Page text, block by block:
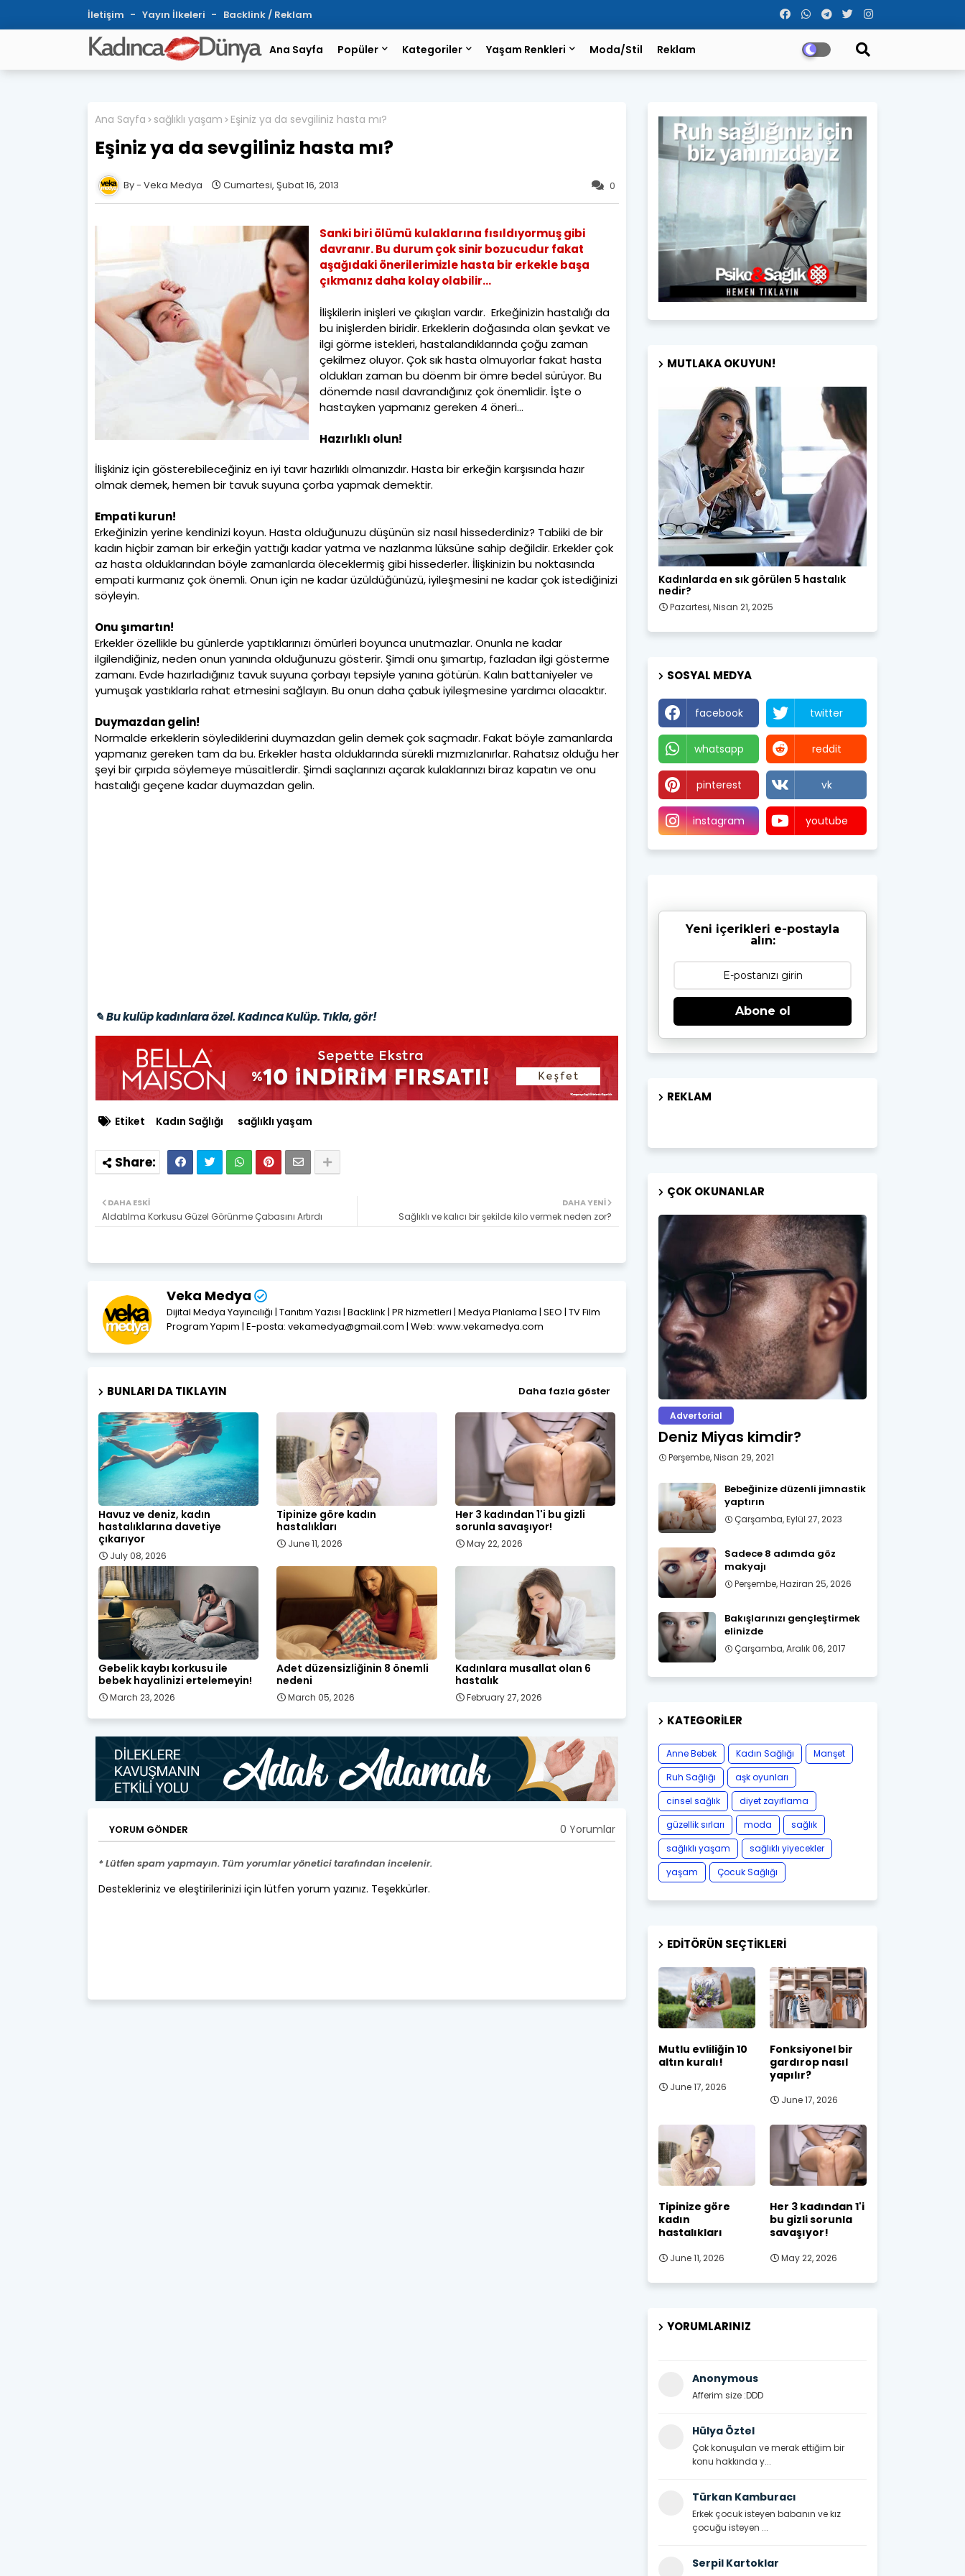
İletişim Yayın İlkeleri Backlink / Reklam
Ana Sayfa Popüler Kategoriler Yaşam Renkleri Moda/Stil Reklam
Ana Sayfa sağlıklı yaşam Eşiniz ya da sevgiliniz hasta mı?
Eşiniz ya da sevgiliniz hasta mı?
0
Veka Medya Cumartesi, Şubat 16, 2013
Sanki biri ölümü kulaklarına fısıldıyormuş gibi
davranır. Bu durum çok sinir bozucudur fakat
aşağıdaki önerilerimizle hasta bir erkekle başa
çıkmanız daha kolay olabilir...
İlişkilerin inişleri ve çıkışları vardır. Erkeğinizin hastalığı da
bu inişlerden biridir. Erkeklerin doğasında olan şevkat ve
ilgi görme istekleri, hastalandıklarında çoğu zaman
çekilmez oluyor. Çok sık hasta olmuyorlar fakat hasta
oldukları zaman bu döenm bir ömre bedel sürüyor. Bu
dönemde nasıl davrandığınız çok önemlidir. İşte o
hastayken yapmanız gereken 4 öneri...
Hazırlıklı olun!
İlişkiniz için gösterebileceğiniz en iyi tavır hazırlıklı olmanızdır. Hasta bir erkeğin karşısında hazır
olmak demek, hemen bir tavuk suyuna çorba yapmak demektir.
Empati kurun!
Erkeğinizin yerine kendinizi koyun. Hasta olduğunuzu düşünün siz nasıl hissederdiniz? Tabiiki de bir
kadın hiçbir zaman bir erkeğin yattığı kadar yatma ve nazlanma lüksüne sahip değildir. Erkekler çok
az hasta olduklarından böyle zamanlarda öleceklermiş gibi hissederler. İlişkinizin bu noktasında
empati kurmanız çok önemli. Onun için ne kadar üzüldüğünüzü, iyileşmesini ne kadar çok istediğinizi
söyleyin.
Onu şımartın!
Erkekler özellikle bu günlerde yaptıklarınızı ömürleri boyunca unutmazlar. Onunla ne kadar
ilgilendiğiniz, neden onun yanında olduğunuzu gösterir. Şimdi onu şımartıp, fazladan ilgi gösterme
zamanı. Evde hazırladığınız tavuk suyuna çorbayı tepsiyle yanına götürün. Kalın battaniyeler ve
yumuşak yastıklarla rahat etmesini sağlayın. Bu onun daha çabuk iyileşmesine yardımcı olacaktır.
Duymazdan gelin!
Normalde erkeklerin söylediklerini duymazdan gelin demek çok saçmadır. Fakat böyle zamanlarda
yapmanız gereken tam da bu. Erkekler hasta olduklarında sürekli mızmızlanırlar. Rahatsız olduğu her
şeyi bir çırpıda söylemeye müsaitlerdir. Şimdi saçlarınızı açarak kulaklarınızı biraz kapatın ve onu
hastalığı geçene kadar duymazdan gelin.
✎ Bu kulüp kadınlara özel. Kadınca Kulüp. Tıkla, gör!
Etiket Kadın Sağlığı sağlıklı yaşam
DAHA YENI
Sağlıklı ve kalıcı bir şekilde kilo vermek neden zor?
DAHA ESKI
Aldatılma Korkusu Güzel Görünme Çabasını Artırdı
Veka Medya
Dijital Medya Yayıncılığı | Tanıtım Yazısı | Backlink | PR hizmetleri | Medya Planlama | SEO | TV Film
Program Yapım | E-posta: vekamedya@gmail.com | Web: www.vekamedya.com
BUNLARI DA TIKLAYIN Daha fazla göster
Havuz ve deniz, kadın
hastalıklarına davetiye
çıkarıyor
July 08, 2026
Tipinize göre kadın
hastalıkları
June 11, 2026
Her 3 kadından 1'i bu gizli
sorunla savaşıyor!
May 22, 2026
Gebelik kaybı korkusu ile
bebek hayalinizi ertelemeyin!
March 23, 2026
Adet düzensizliğinin 8 önemli
nedeni
March 05, 2026
Kadınlara musallat olan 6
hastalık
February 27, 2026
YORUM GÖNDER 0 Yorumlar
* Lütfen spam yapmayın. Tüm yorumlar yönetici tarafından incelenir.
Destekleriniz ve eleştirilerinizi için lütfen yorum yazınız. Teşekkürler.
MUTLAKA OKUYUN!
Kadın Sağlığı
Kadınlarda en sık görülen 5 hastalık
nedir?
Pazartesi, Nisan 21, 2025
SOSYAL MEDYA
facebook twitter
whatsapp reddit
pinterest vk
instagram youtube
Yeni içerikleri e-postayla
alın:
Abone ol
REKLAM
ÇOK OKUNANLAR
Advertorial
Deniz Miyas kimdir?
Perşembe, Nisan 29, 2021
Bebeğinize düzenli jimnastik
yaptırın
Çarşamba, Eylül 27, 2023
Sadece 8 adımda göz
makyajı
Perşembe, Haziran 25, 2026
Bakışlarınızı gençleştirmek
elinizde
Çarşamba, Aralık 06, 2017
KATEGORILER
Anne Bebek Kadın Sağlığı
Manşet
Ruh Sağlığı
aşk oyunları
cinsel sağlık
diyet zayıflama
güzellik sırları
moda
sağlık
sağlıklı yaşam
sağlıklı yiyecekler
yaşam
Çocuk Sağlığı
EDITÖRÜN SEÇTIKLERI
Mutlu evliliğin 10
altın kuralı!
June 17, 2026
Fonksiyonel bir
gardırop nasıl
yapılır?
June 17, 2026
Tipinize göre
kadın
hastalıkları
June 11, 2026
Her 3 kadından 1'i
bu gizli sorunla
savaşıyor!
May 22, 2026
YORUMLARINIZ
Anonymous
Afferim size :DDD
Hülya Öztel
Çok konuşulan ve merak ettiğim bir
konu hakkında y...
Türkan Kamburacı
Erkek çocuk isteyen babanın ve kız
çocuğu isteyen ...
Serpil Kartoklar